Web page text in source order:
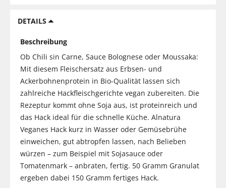
DETAILS
Beschreibung
Ob Chili sin Carne, Sauce Bolognese oder Moussaka:
Mit diesem Fleischersatz aus Erbsen- und
Ackerbohnenprotein in Bio-Qualität lassen sich
zahlreiche Hackfleischgerichte vegan zubereiten. Die
Rezeptur kommt ohne Soja aus, ist proteinreich und
das Hack ideal für die schnelle Küche. Alnatura
Veganes Hack kurz in Wasser oder Gemüsebrühe
einweichen, gut abtropfen lassen, nach Belieben
würzen – zum Beispiel mit Sojasauce oder
Tomatenmark – anbraten, fertig. 50 Gramm Granulat
ergeben dabei 150 Gramm fertiges Hack.